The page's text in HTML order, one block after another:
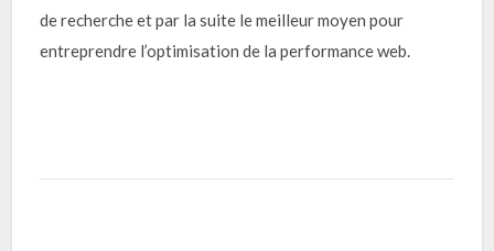
de recherche et par la suite le meilleur moyen pour
entreprendre l’optimisation de la performance web.